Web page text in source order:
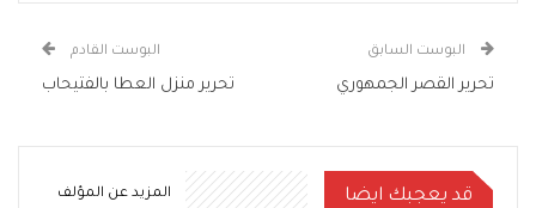
البوست السابق
تحرير القصر الجمهوري
البوست القادم
تحرير منزل العطا بالفتيحاب
قد يعجبك ايضا المزيد عن المؤلف